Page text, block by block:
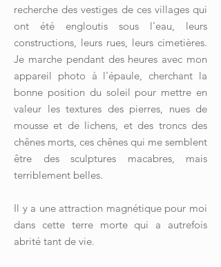
recherche des vestiges de ces villages qui
ont été engloutis sous l'eau, leurs
constructions, leurs rues, leurs cimetières.
Je marche pendant des heures avec mon
appareil photo à l'épaule, cherchant la
bonne position du soleil pour mettre en
valeur les textures des pierres, nues de
mousse et de lichens, et des troncs des
chênes morts, ces chênes qui me semblent
être des sculptures macabres, mais
terriblement belles.
Il y a une attraction magnétique pour moi
dans cette terre morte qui a autrefois
abrité tant de vie.